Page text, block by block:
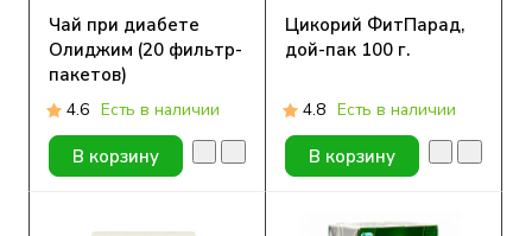
Чай при диабете
Олиджим (20 фильтр-
пакетов)
4.6 Есть в наличии
В корзину
Цикорий ФитПарад,
дой-пак 100 г.
4.8 Есть в наличии
В корзину